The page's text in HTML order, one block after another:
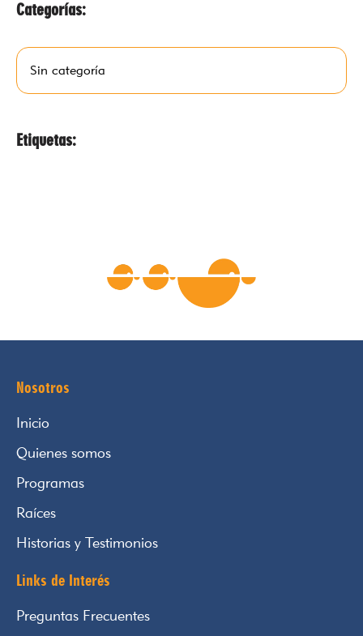
Categorías:
Sin categoría
Etiquetas:
Nosotros
Inicio
Quienes somos
Programas
Raíces
Historias y Testimonios
Links de Interés
Preguntas Frecuentes